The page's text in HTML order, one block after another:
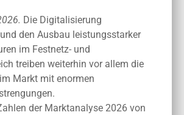
Die Digitalisierung
den Ausbau leistungsstarker
im Festnetz- und
treiben weiterhin vor allem die
Markt mit enormen
der Marktanalyse 2026 von